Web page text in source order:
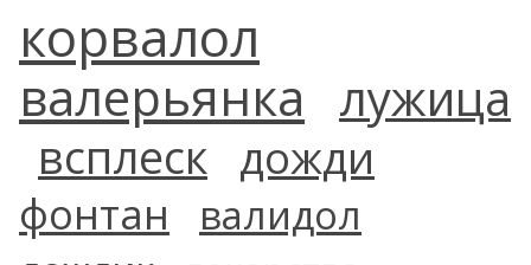
корвалол
валерьянка лужица
всплеск дожди
фонтан валидол